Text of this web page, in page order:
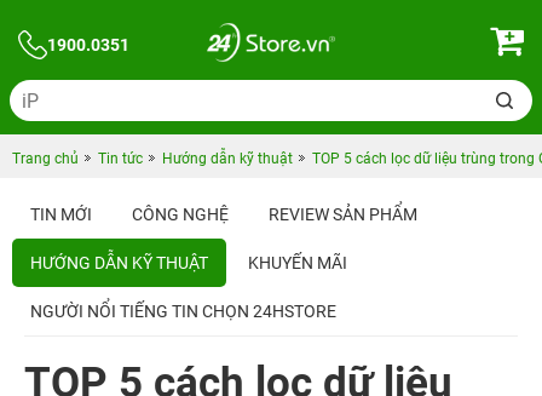
1900.0351
Trang chủ Tin tức Hướng dẫn kỹ thuật TOP 5 cách lọc dữ liệu trùng
TIN MỚI CÔNG NGHỆ REVIEW SẢN PHẨM
HƯỚNG DẪN KỸ THUẬT KHUYẾN MÃI
NGƯỜI NỔI TIẾNG TIN CHỌN 24HSTORE
TOP 5 cách lọc dữ liệu